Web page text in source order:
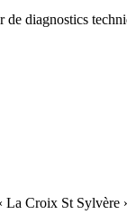
diagnostics
La Croix St Sylvère